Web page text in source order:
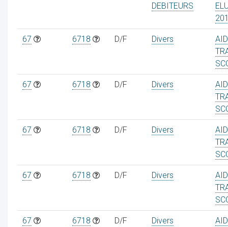
DEBITEURS
67 6718 D/F Divers
67 6718 D/F Divers
67 6718 D/F Divers
67 6718 D/F Divers
67 6718 D/F Divers